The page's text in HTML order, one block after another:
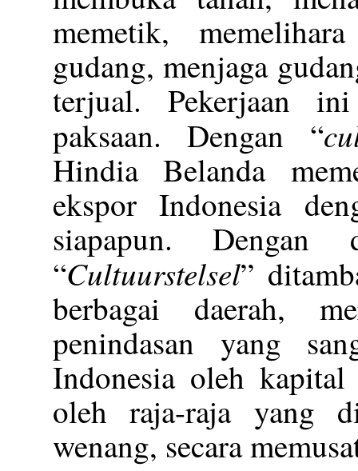
memetik,
gudang, menjaga
terjual. Pekerjaan
paksaan. Dengan “
Hindia Belanda
ekspor Indonesia
siapapun. Dengan
“Cultuurstelsel”
berbagai daerah,
penindasan yang
Indonesia oleh
oleh raja-raja yang
wenang, secara